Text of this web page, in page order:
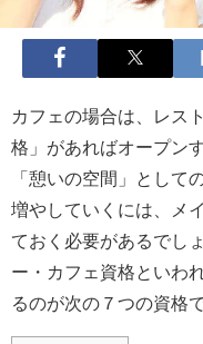
カフェの場合は、レス
格」があればオープン
「憩いの空間」として
増やしていくには、メ
ておく必要があるでし
ー・カフェ資格といわ
るのが次の７つの資格で